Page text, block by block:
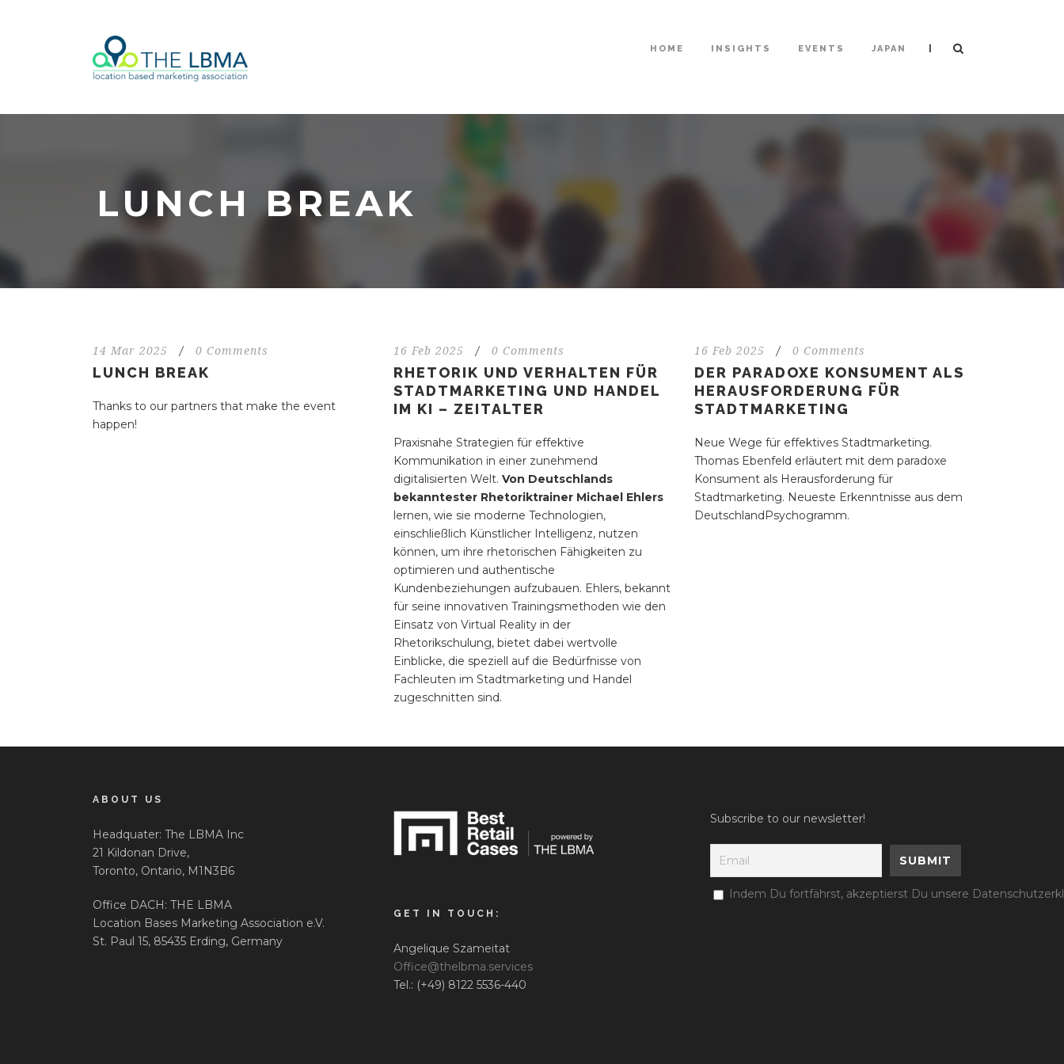
HOME INSIGHTS EVENTS JAPAN |
LUNCH BREAK
14 Mar 2025 / 0 Comments
LUNCH BREAK
Thanks to our partners that make the event
happen!
16 Feb 2025 / 0 Comments
RHETORIK UND VERHALTEN FÜR
STADTMARKETING UND HANDEL
IM KI – ZEITALTER
Praxisnahe Strategien für effektive
Kommunikation in einer zunehmend
digitalisierten Welt. Von Deutschlands
bekanntester Rhetoriktrainer Michael Ehlers
lernen, wie sie moderne Technologien,
einschließlich Künstlicher Intelligenz, nutzen
können, um ihre rhetorischen Fähigkeiten zu
optimieren und authentische
Kundenbeziehungen aufzubauen. Ehlers, bekannt
für seine innovativen Trainingsmethoden wie den
Einsatz von Virtual Reality in der
Rhetorikschulung, bietet dabei wertvolle
Einblicke, die speziell auf die Bedürfnisse von
Fachleuten im Stadtmarketing und Handel
zugeschnitten sind.
16 Feb 2025 / 0 Comments
DER PARADOXE KONSUMENT ALS
HERAUSFORDERUNG FÜR
STADTMARKETING
Neue Wege für effektives Stadtmarketing.
Thomas Ebenfeld erläutert mit dem paradoxe
Konsument als Herausforderung für
Stadtmarketing. Neueste Erkenntnisse aus dem
DeutschlandPsychogramm.
ABOUT US
Headquater: The LBMA Inc
21 Kildonan Drive,
Toronto, Ontario, M1N3B6
Office DACH: THE LBMA
Location Bases Marketing Association e.V.
St. Paul 15, 85435 Erding, Germany
GET IN TOUCH:
Angelique Szameitat
Office@thelbma.services
Tel.: (+49) 8122 5536-440
Subscribe to our newsletter!
Indem Du fortfährst, akzeptierst Du unsere